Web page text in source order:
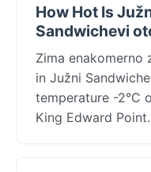
How Hot Is
Sandwichevi
Zima enakomerno
in Južni
temperature -2°C
King Edward Point.